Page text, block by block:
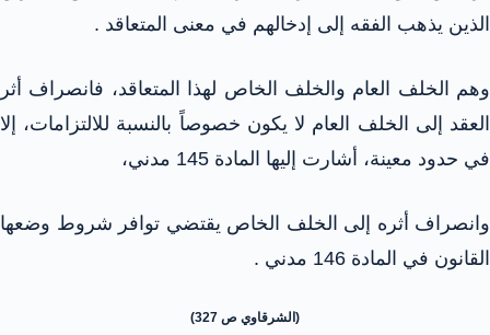
الذين يذهب الفقه إلى إدخالهم في معنى المتعاقد .
وهم الخلف العام والخلف الخاص لهذا المتعاقد، فانصراف أثر
العقد إلى الخلف العام لا يكون خصوصاً بالنسبة للالتزامات، إلا
في حدود معينة، أشارت إليها المادة 145 مدني،
وانصراف أثره إلى الخلف الخاص يقتضي توافر شروط وضعها
القانون في المادة 146 مدني .
(الشرقاوي ص 327)